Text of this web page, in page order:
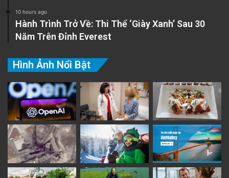
10 hours ago
Hành Trình Trở Về: Thi Thể ‘Giày Xanh’ Sau 30
Năm Trên Đỉnh Everest
Hình Ảnh Nổi Bật